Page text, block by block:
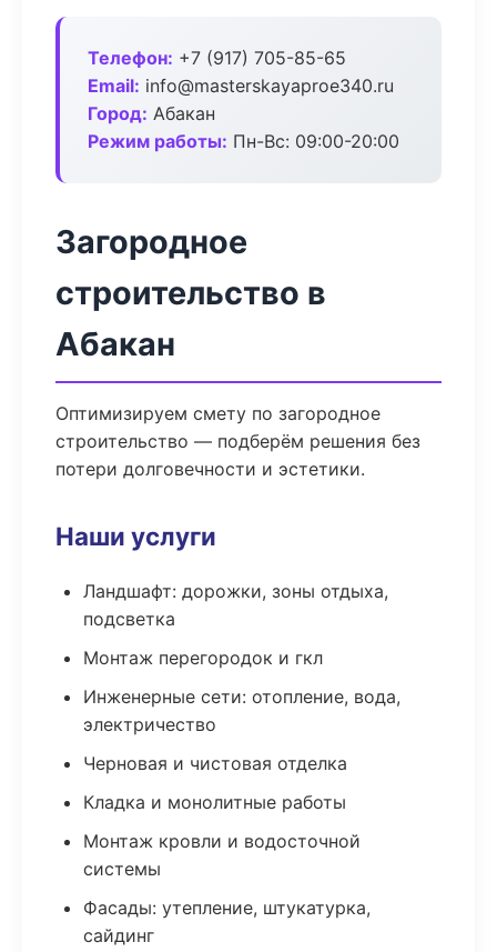
Телефон: +7 (917) 705-85-65
Email: info@masterskayaproe340.ru
Город: Абакан
Режим работы: Пн-Вс: 09:00-20:00
Загородное
строительство в
Абакан
Оптимизируем смету по загородное
строительство — подберём решения без
потери долговечности и эстетики.
Наши услуги
Ландшафт: дорожки, зоны отдыха,
подсветка
Монтаж перегородок и гкл
Инженерные сети: отопление, вода,
электричество
Черновая и чистовая отделка
Кладка и монолитные работы
Монтаж кровли и водосточной
системы
Фасады: утепление, штукатурка,
сайдинг